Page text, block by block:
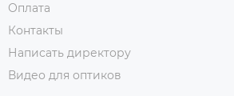
Оплата
Контакты
Написать директору
Видео для оптиков